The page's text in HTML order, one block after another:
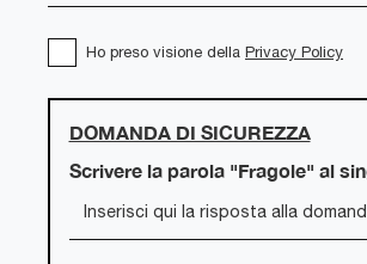
Ho preso visione della Privacy Policy
DOMANDA DI SICUREZZA
Scrivere la parola "Fragole" al